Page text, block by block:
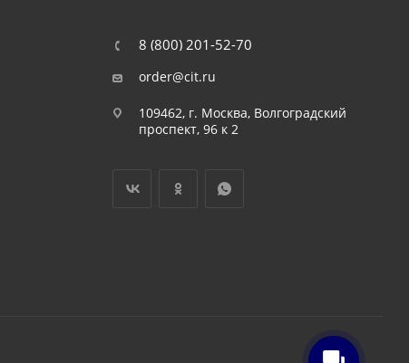
8 (800) 201-52-70
order@cit.ru
109462, г. Москва, Волгоградский
проспект, 96 к 2